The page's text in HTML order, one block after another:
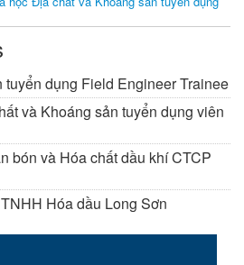
tuyển dụng Field Engineer Trainee
và Khoáng sản tuyển dụng viên
bón và Hóa chất dầu khí CTCP
Hóa dầu Long Sơn